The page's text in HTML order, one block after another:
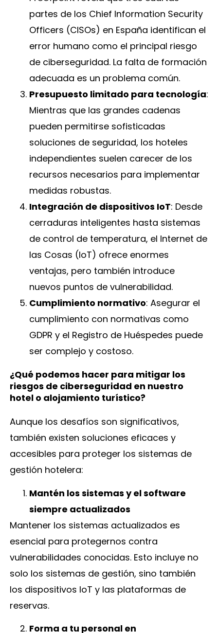
partes de los Chief Information Security
Officers (CISOs) en España identifican el
error humano como el principal riesgo
de ciberseguridad. La falta de formación
adecuada es un problema común.
Presupuesto limitado para tecnología:
Mientras que las grandes cadenas
pueden permitirse sofisticadas
soluciones de seguridad, los hoteles
independientes suelen carecer de los
recursos necesarios para implementar
medidas robustas.
Integración de dispositivos IoT: Desde
cerraduras inteligentes hasta sistemas
de control de temperatura, el Internet de
las Cosas (IoT) ofrece enormes
ventajas, pero también introduce
nuevos puntos de vulnerabilidad.
Cumplimiento normativo: Asegurar el
cumplimiento con normativas como
GDPR y el Registro de Huéspedes puede
ser complejo y costoso.
¿Qué podemos hacer para mitigar los
riesgos de ciberseguridad en nuestro
hotel o alojamiento turístico?
Aunque los desafíos son significativos,
también existen soluciones eficaces y
accesibles para proteger los sistemas de
gestión hotelera:
Mantén los sistemas y el software
siempre actualizados
Mantener los sistemas actualizados es
esencial para protegernos contra
vulnerabilidades conocidas. Esto incluye no
solo los sistemas de gestión, sino también
los dispositivos IoT y las plataformas de
reservas.
Forma a tu personal en